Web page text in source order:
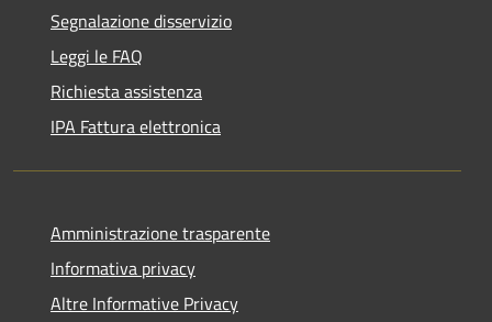
Segnalazione disservizio
Leggi le FAQ
Richiesta assistenza
IPA Fattura elettronica
Amministrazione trasparente
Informativa privacy
Altre Informative Privacy